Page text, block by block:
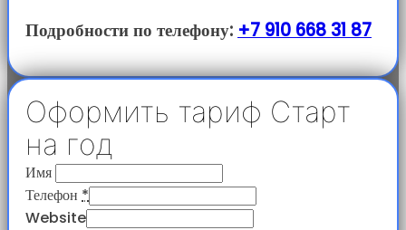
Подробности по телефону: +7 910 668 31 87
Оформить тариф Старт
на год
Имя
Телефон *
Website